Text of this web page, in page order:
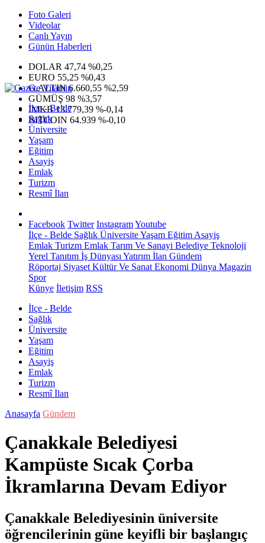
Foto Galeri
Videolar
Canlı Yayın
Günün Haberleri
DOLAR 47,74 %0,25
EURO 55,25 %0,43
G.ALTIN6.660,55 %2,59
GÜMÜŞ 98 %3,57
IMKB13.779,39 %-0,14
BITCOIN 64.939 %-0,10
İlçe - Belde
Sağlık
Üniversite
Yaşam
Eğitim
Asayiş
Emlak
Turizm
Resmî İlan
Facebook Twitter InstagramYoutube
İlçe - Belde Sağlık ÜniversiteYaşam Eğitim Asayiş
Emlak Turizm Emlak Tarım Ve Sanayi Belediye Teknoloji
Yerel Tanıtım İş Dünyası Yatırım İlan Gündem
Röportaj Siyaset Kültür Ve Sanat Ekonomi Dünya Magazin
Spor
Künye İletişim RSS
İlçe - Belde
Sağlık
Üniversite
Yaşam
Eğitim
Asayiş
Emlak
Turizm
Resmî İlan
Anasayfa Gündem
Çanakkale Belediyesi
Kampüste Sıcak Çorba
İkramlarına Devam Ediyor
Çanakkale Belediyesinin üniversite
öğrencilerinin güne keyifli bir başlangıç